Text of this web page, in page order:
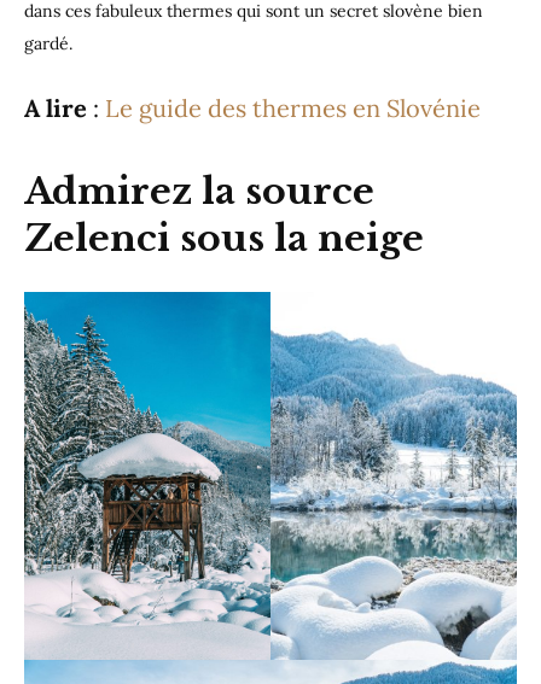
dans ces fabuleux thermes qui sont un secret slovène bien
gardé.
A lire : Le guide des thermes en Slovénie
Admirez la source
Zelenci sous la neige